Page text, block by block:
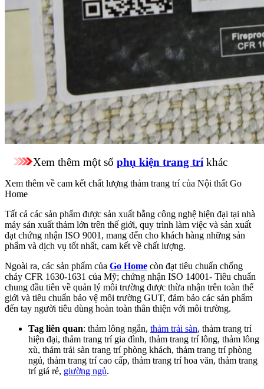
Xem thêm một số phụ kiện trang tríkhác
Xem thêm về cam kết chất lượng thảm trang trí của Nội thất Go
Home
Tất cả các sản phẩm được sản xuất bằng công nghệ hiện đại tại nhà
máy sản xuất thảm lớn trên thế giới, quy trình làm việc và sản xuất
đạt chứng nhận ISO 9001, mang đến cho khách hàng những sản
phẩm và dịch vụ tốt nhất, cam kết về chất lượng.
Ngoài ra, các sản phẩm của Go Home còn đạt tiêu chuẩn chống
cháy CFR 1630-1631 của Mỹ; chứng nhận ISO 14001- Tiêu chuẩn
chung đầu tiên về quản lý môi trường được thừa nhận trên toàn thế
giới và tiêu chuẩn bảo vệ môi trường GUT, đảm bảo các sản phẩm
đến tay người tiêu dùng hoàn toàn thân thiện với môi trường.
Tag liên quan: thảm lông ngắn, thảm trải sàn, thảm trang trí
hiện đại, thảm trang trí gia đình, thảm trang trí lông, thảm lông
xù, thảm trải sàn trang trí phòng khách, thảm trang trí phòng
ngủ, thảm trang trí cao cấp, thảm trang trí hoa văn, thảm trang
trí giá rẻ, giường ngủ.